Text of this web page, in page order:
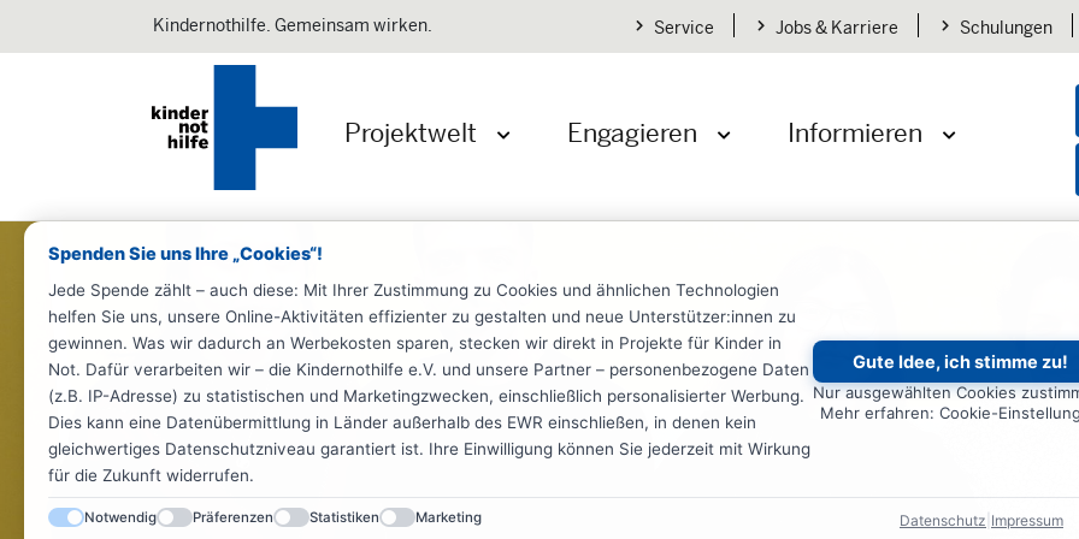
Spenden Sie uns Ihre „Cookies“!
Jede Spende zählt – auch diese: Mit Ihrer Zustimmung zu Cookies und ähnlichen Technologien
helfen Sie uns, unsere Online-Aktivitäten effizienter zu gestalten und neue Unterstützer:innen zu
gewinnen. Was wir dadurch an Werbekosten sparen, stecken wir direkt in Projekte für Kinder in
Not. Dafür verarbeiten wir – die Kindernothilfe e.V. und unsere Partner – personenbezogene Daten
(z.B. IP-Adresse) zu statistischen und Marketingzwecken, einschließlich personalisierter Werbung.
Dies kann eine Datenübermittlung in Länder außerhalb des EWR einschließen, in denen kein
gleichwertiges Datenschutzniveau garantiert ist. Ihre Einwilligung können Sie jederzeit mit Wirkung
für die Zukunft widerrufen.
Gute Idee, ich stimme zu!
Nur ausgewählten Cookies
Mehr erfahren: Cookie-
Notwendig Präferenzen Statistiken Marketing Datenschutz Impressum
Kindernothilfe. Gemeinsam wirken. Service Jobs & Karriere Schulungen
Projektwelt Engagieren Informieren